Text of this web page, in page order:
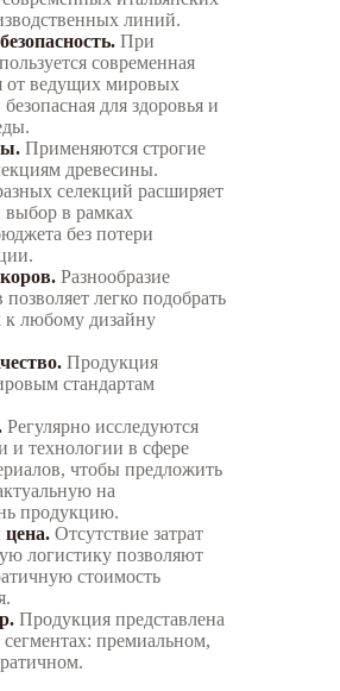
линий.
При
современная
от ведущих мировых
для здоровья и
Применяются строгие
древесины.
селекций расширяет
выбор в рамках
без потери
Разнообразие
легко подобрать
любому дизайну
Продукция
стандартам
Регулярно исследуются
и технологии в сфере
чтобы предложить
на
продукцию.
цена. Отсутствие затрат
логистику позволяют
стоимость
Продукция представлена
премиальном,